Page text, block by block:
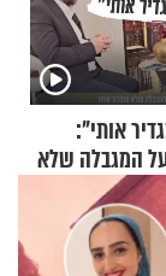
אותי":
המגבלה שלא